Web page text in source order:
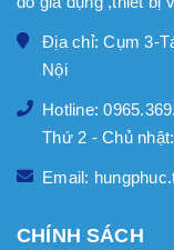
Địa chỉ: Cụm 3-
Nội
Hotline:
Thứ 2 - Chủ
Email:
CHÍNH SÁCH